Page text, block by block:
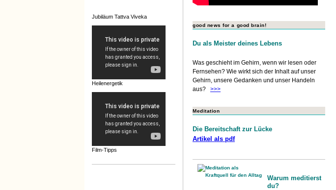
Jubiläum Tattva Viveka
Heilenergetik
Film-Tipps
good news for a good brain!
Du als Meister deines Lebens
Was geschieht im Gehirn, wenn wir lesen oder
Fernsehen? Wie wirkt sich der Inhalt auf unser
Gehirn, unsere Gedanken und unser Handeln
aus? >>>
Meditation
Die Bereitschaft zur Lücke
Artikel als pdf
Warum meditierst
du?